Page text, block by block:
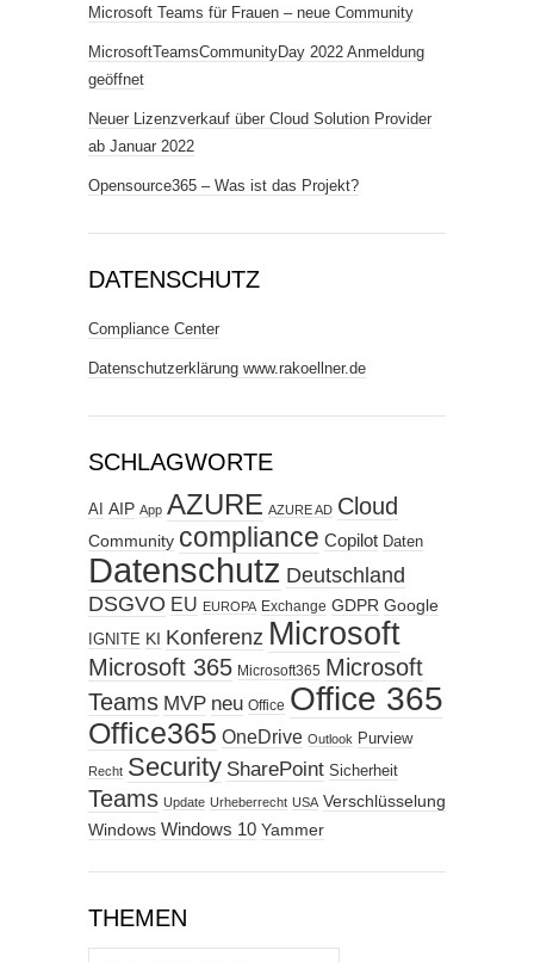
Microsoft Teams für Frauen – neue Community
MicrosoftTeamsCommunityDay 2022 Anmeldung
geöffnet
Neuer Lizenzverkauf über Cloud Solution Provider
ab Januar 2022
Opensource365 – Was ist das Projekt?
DATENSCHUTZ
Compliance Center
Datenschutzerklärung www.rakoellner.de
SCHLAGWORTE
AI AIP App AZURE AZURE AD Cloud
Community compliance Copilot Daten
Datenschutz Deutschland
DSGVO EU EUROPA Exchange GDPR Google
IGNITE KI Konferenz Microsoft
Microsoft 365 Microsoft365 Microsoft
Teams MVP neu Office Office 365
Office365 OneDrive Outlook Purview
Recht Security SharePoint Sicherheit
Teams Update Urheberrecht USA Verschlüsselung
Windows Windows 10 Yammer
THEMEN